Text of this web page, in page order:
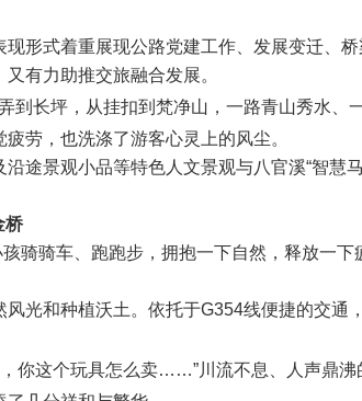
形式着重展现公路党建工作、发展变迁、
有力助推交旅融合发展。
到长坪，从挂扣到梵净山，一路青山秀水、
劳，也洗涤了游客心灵上的风尘。
途景观小品等特色人文景观与八官溪“智慧
桥
骑骑车、跑跑步，拥抱一下自然，释放一
光和种植沃土。依托于G354线便捷的交通
，你这个玩具怎么卖……”川流不息、人声鼎沸